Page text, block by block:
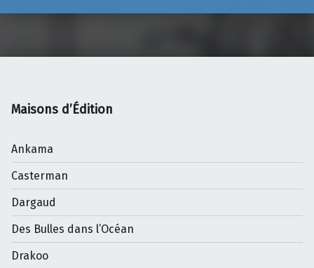
Maisons d’Édition
Ankama
Casterman
Dargaud
Des Bulles dans l’Océan
Drakoo